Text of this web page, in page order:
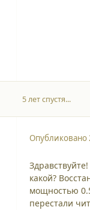
5 лет спустя...
Опубликовано
какой?
мощностью
перестали